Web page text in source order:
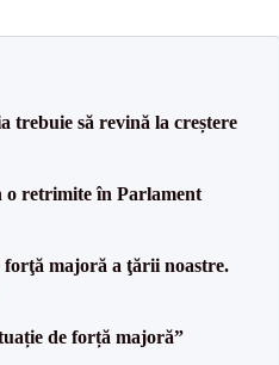
trebuie să revină la creștere
o retrimite în Parlament
forţă majoră a ţării noastre.
de forță majoră”